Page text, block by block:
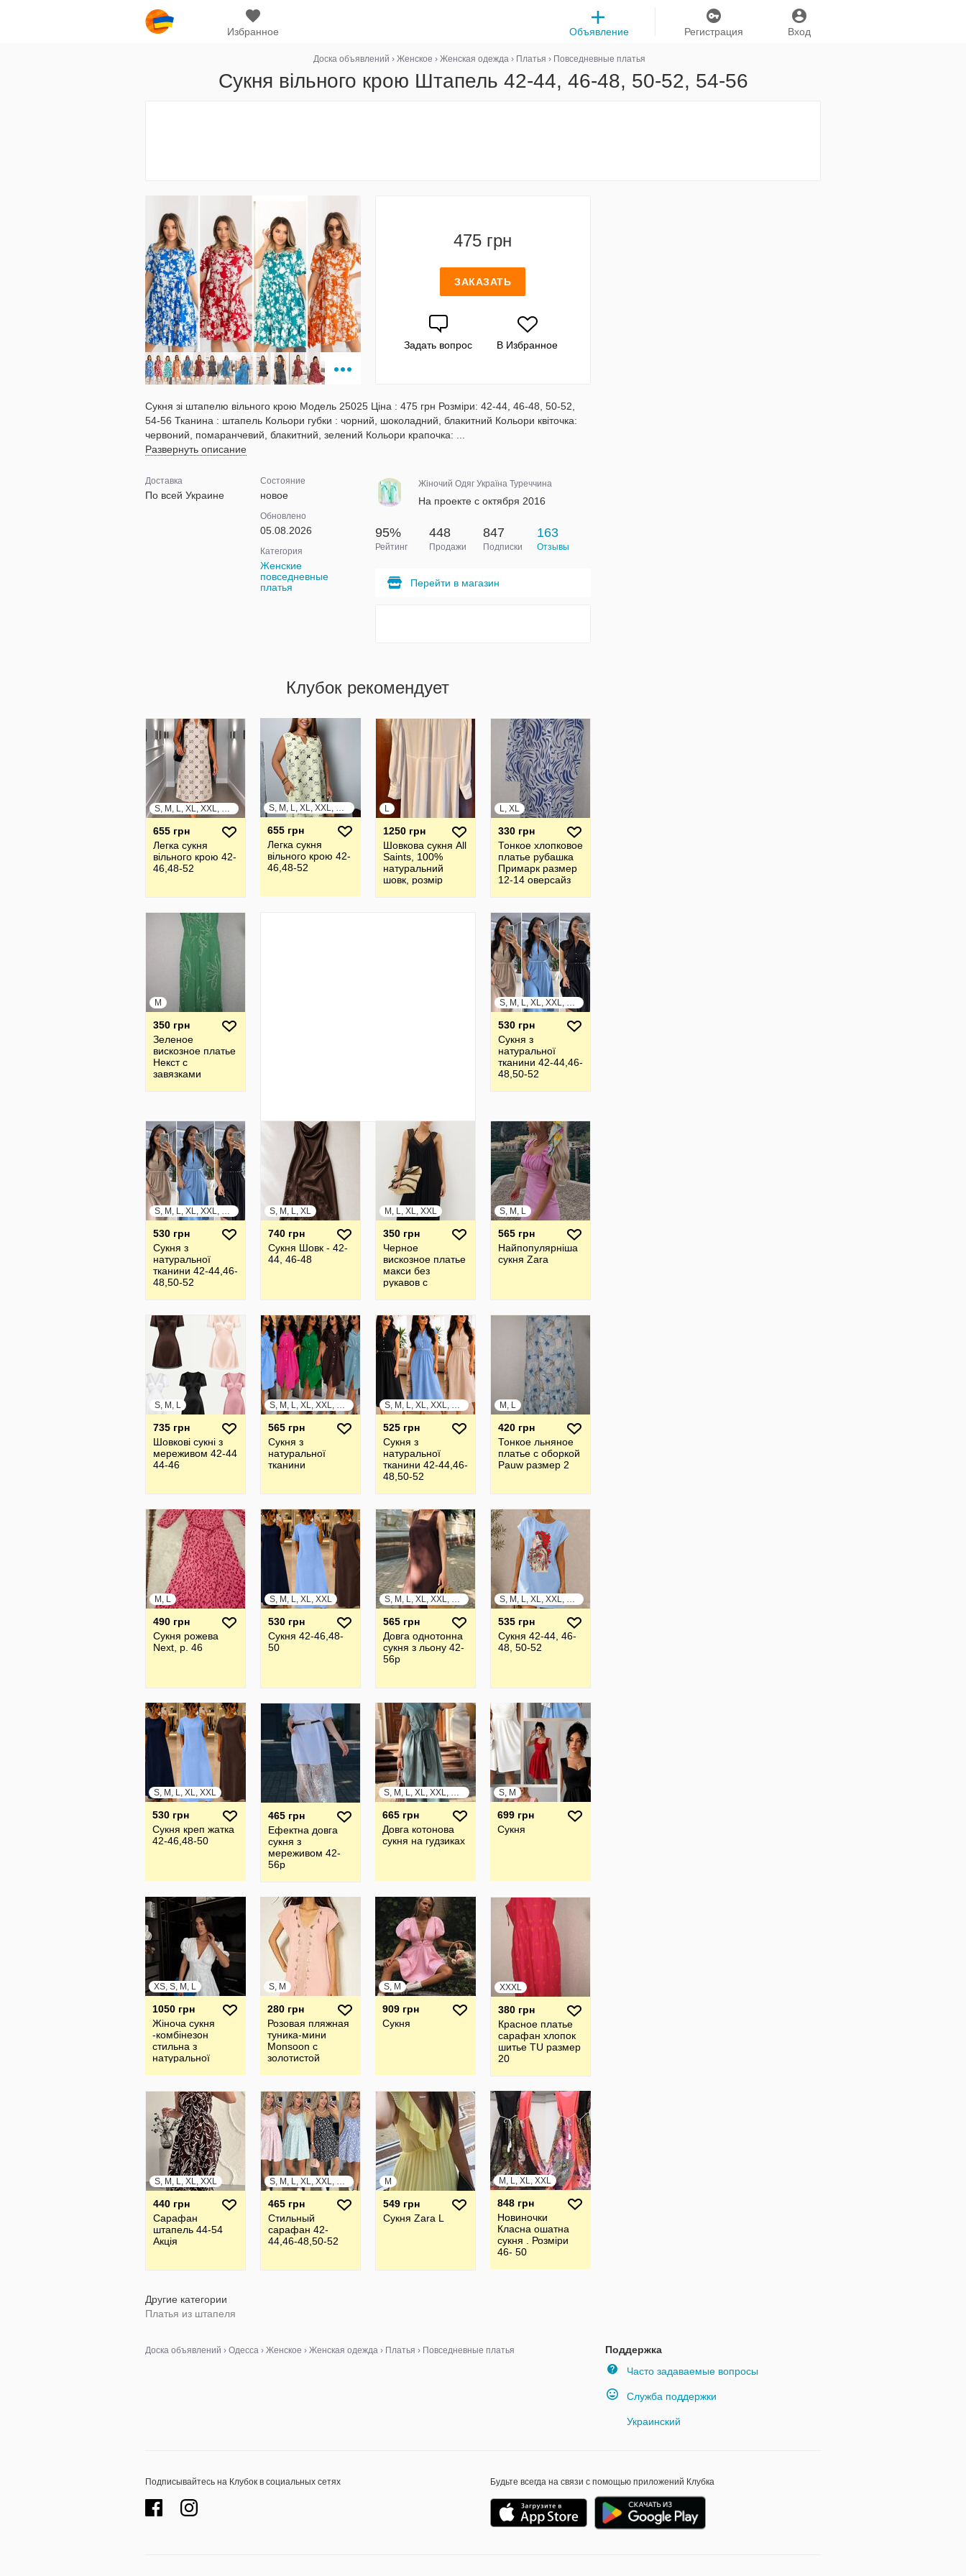
Избранное Вход
Регистрация
Объявление
Доска объявлений › Женское › Женская одежда › Платья › Повседневные платья
Сукня вільного крою Штапель 42-44, 46-48, 50-52, 54-56
475 грн
ЗАКАЗАТЬ
Задать вопрос В Избранное
Сукня зі штапелю вільного крою Модель 25025 Ціна : 475 грн Розміри: 42-44, 46-48, 50-52,
54-56 Тканина : штапель Кольори губки : чорний, шоколадний, блакитний Кольори квіточка:
червоний, помаранчевий, блакитний, зелений Кольори крапочка: ...
Развернуть описание
Доставка
По всей Украине
Состояние
новое
Обновлено
05.08.2026
Категория
Женские
повседневные
платья
Жіночий Одяг Україна Туреччина
На проекте с октября 2016
95%
Рейтинг
448
Продажи
847
Подписки
163
Отзывы
Перейти в магазин
Клубок рекомендует
S, M, L, XL, XXL, XXXL
655 грн
Легка сукня
вільного крою 42-
46,48-52
S, M, L, XL, XXL, XXXL
655 грн
Легка сукня
вільного крою 42-
46,48-52
L
1250 грн
Шовкова cукня All
Saints, 100%
натуральний
шовк, розмір
L, XL
330 грн
Тонкое хлопковое
платье рубашка
Примарк размер
12-14 оверсайз
M
350 грн
Зеленое
вискозное платье
Некст с
завязками
S, M, L, XL, XXL, XXXL
530 грн
Сукня з
натуральної
тканини 42-44,46-
48,50-52
S, M, L, XL, XXL, XXXL
530 грн
Сукня з
натуральної
тканини 42-44,46-
48,50-52
S, M, L, XL
740 грн
Сукня Шовк - 42-
44, 46-48
M, L, XL, XXL
350 грн
Черное
вискозное платье
макси без
рукавов с
образном вырезе
S, M, L
565 грн
Найпопулярніша
сукня Zara
S, M, L
735 грн
Шовкові сукні з
мереживом 42-44
44-46
S, M, L, XL, XXL, XXXL
565 грн
Сукня з
натуральної
тканини
S, M, L, XL, XXL, XXXL
525 грн
Сукня з
натуральної
тканини 42-44,46-
48,50-52
M, L
420 грн
Тонкое льняное
платье с оборкой
Pauw размер 2
M, L
490 грн
Сукня рожева
Next, р. 46
S, M, L, XL, XXL
530 грн
Сукня 42-46,48-
50
S, M, L, XL, XXL, XXXL
565 грн
Довга однотонна
сукня з льону 42-
56р
S, M, L, XL, XXL, XXXL
535 грн
Сукня 42-44, 46-
48, 50-52
S, M, L, XL, XXL
530 грн
Сукня креп жатка
42-46,48-50
465 грн
Ефектна довга
сукня з
мереживом 42-
56р
S, M, L, XL, XXL, XXXL
665 грн
Довга котонова
сукня на гудзиках
S, M
699 грн
Сукня
XS, S, M, L
1050 грн
Жіноча сукня
-комбінезон
стильна з
натуральної
S, M
280 грн
Розовая пляжная
туника-мини
Monsoon с
золотистой
размер S
S, M
909 грн
Сукня
XXXL
380 грн
Красное платье
сарафан хлопок
шитье TU размер
20
S, M, L, XL, XXL
440 грн
Сарафан
штапель 44-54
Акція
S, M, L, XL, XXL, XXXL
465 грн
Стильный
сарафан 42-
44,46-48,50-52
M
549 грн
Сукня Zara L
M, L, XL, XXL
848 грн
Новиночки
Класна ошатна
сукня . Розміри
46- 50
Другие категории
Платья из штапеля
Поддержка
Часто задаваемые вопросы
Служба поддержки
Украинский
Доска объявлений › Одесса › Женское › Женская одежда › Платья › Повседневные платья
Подписывайтесь на Клубок в социальных сетях Будьте всегда на связи с помощью приложений Клубка